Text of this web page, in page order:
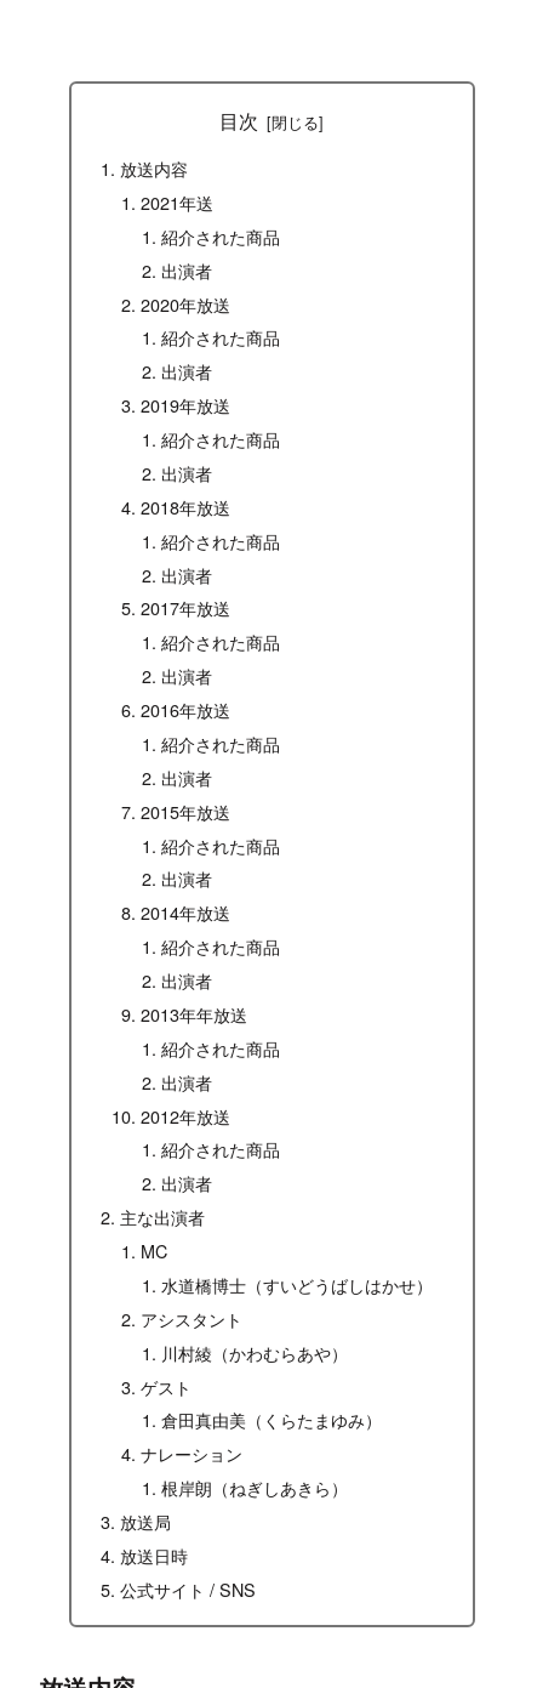
目次
放送内容
2021年送
紹介された商品
出演者
2020年放送
紹介された商品
出演者
2019年放送
紹介された商品
出演者
2018年放送
紹介された商品
出演者
2017年放送
紹介された商品
出演者
2016年放送
紹介された商品
出演者
2015年放送
紹介された商品
出演者
2014年放送
紹介された商品
出演者
2013年年放送
紹介された商品
出演者
2012年放送
紹介された商品
出演者
主な出演者
MC
水道橋博士（すいどうばしはかせ）
アシスタント
川村綾（かわむらあや）
ゲスト
倉田真由美（くらたまゆみ）
ナレーション
根岸朗（ねぎしあきら）
放送局
放送日時
公式サイト / SNS